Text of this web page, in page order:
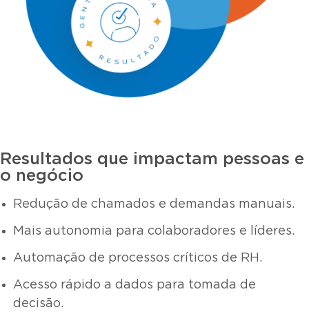
Resultados que impactam pessoas e
o negócio
Redução de chamados e demandas manuais.
Mais autonomia para colaboradores e líderes.
Automação de processos críticos de RH.
Acesso rápido a dados para tomada de
decisão.